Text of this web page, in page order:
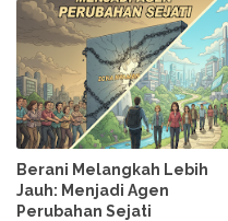
Berani Melangkah Lebih
Jauh: Menjadi Agen
Perubahan Sejati